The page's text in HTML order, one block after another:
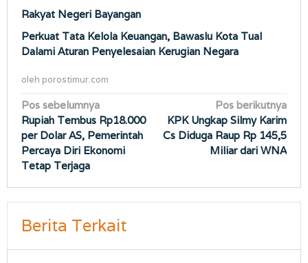
Rakyat Negeri Bayangan
Perkuat Tata Kelola Keuangan, Bawaslu Kota Tual
Dalami Aturan Penyelesaian Kerugian Negara
oleh porostimur.com
Navigasi
pos
Pos sebelumnya
Rupiah Tembus Rp18.000
per Dolar AS, Pemerintah
Percaya Diri Ekonomi
Tetap Terjaga
Pos berikutnya
KPK Ungkap Silmy Karim
Cs Diduga Raup Rp 145,5
Miliar dari WNA
Berita Terkait